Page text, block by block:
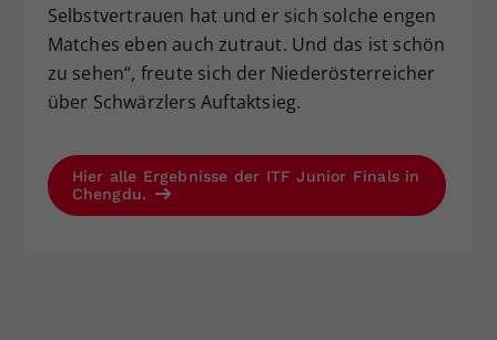
Selbstvertrauen hat und er sich solche engen
Matches eben auch zutraut. Und das ist schön
zu sehen“, freute sich der Niederösterreicher
über Schwärzlers Auftaktsieg.
Hier alle Ergebnisse der ITF Junior Finals in
Chengdu.